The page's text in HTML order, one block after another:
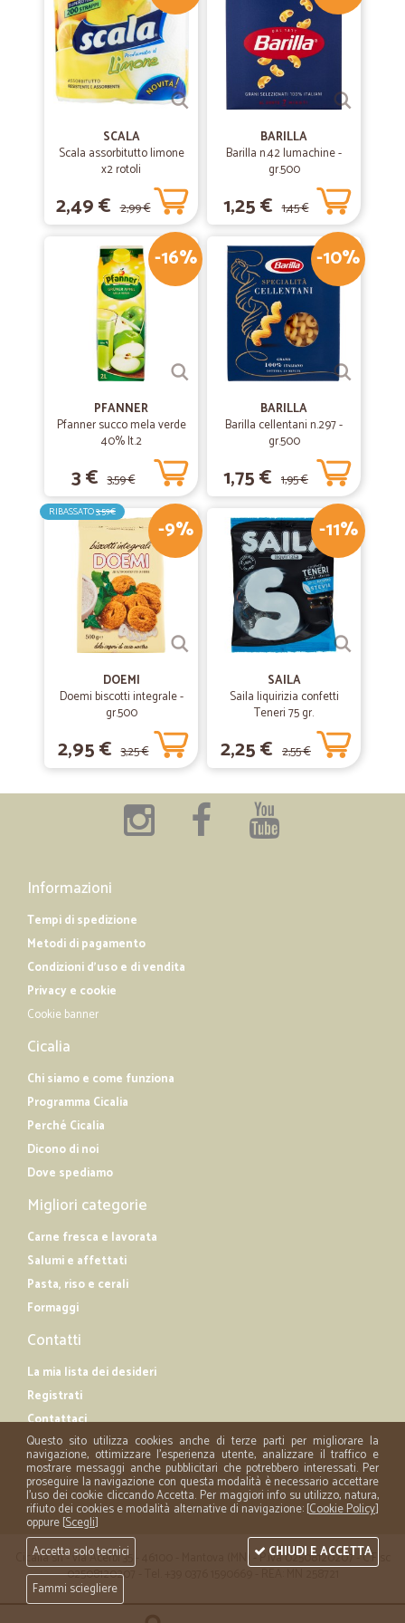
Molto esaudienti e veloci nella consegna
Molto esaudienti e veloci nella consegna
16/05/2019
—Agriturismo C.
Molto seri! consegna veloce e buona comunicazione.
15/01/2019
—Edoardo Q.
Ottima esperienza di acquisto
Ottima esperienza di acquisto, consegna rapida e precisa, buon
SCALA
Scala assorbitutto limone
x2 rotoli
2,49 € 2,99 €
BARILLA
Barilla n.42 lumachine -
gr.500
1,25 € 1,45 €
-16%
PFANNER
Pfanner succo mela verde
40% lt.2
3 € 3,59 €
-10%
BARILLA
Barilla cellentani n.297 -
gr.500
1,75 € 1,95 €
-9%
RIBASSATO3,59€
DOEMI
Doemi biscotti integrale -
gr.500
2,95 € 3,25 €
-11%
SAILA
Saila liquirizia confetti
Teneri 75 gr.
2,25 € 2,55 €
Informazioni
Tempi di spedizione
Metodi di pagamento
Condizioni d'uso e di vendita
Privacy e cookie
Cookie banner
Cicalia
Chi siamo e come funziona
Programma Cicalia
Perché Cicalia
Dicono di noi
Dove spediamo
Migliori categorie
Carne fresca e lavorata
Salumi e affettati
Pasta, riso e cerali
Formaggi
Contatti
La mia lista dei desideri
Registrati
Contattaci
Cicalia srl - via Acerbi 35 - 46100 - Mantova (MN) - P.iva 02508120207 - C.Fisc
02508120207 - Tel. +39 0376 1590669 - REA: MN 258721
Questo sito utilizza cookies anche di terze parti per migliorare la
navigazione, ottimizzare l'esperienza utente, analizzare il traffico e
mostrare messaggi anche pubblicitari che potrebbero interessati. Per
proseguire la navigazione con questa modalità è necessario accettare
l'uso dei cookie cliccando Accetta. Per maggiori info su utilizzo, natura,
rifiuto dei cookies e modalità alternative di navigazione: [Cookie Policy]
oppure [Scegli]
Accetta solo tecnici
Fammi sciegliere
CHIUDI E ACCETTA